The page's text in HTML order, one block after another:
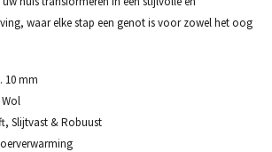
waar elke stap een genot is voor zowel het oog
10 mm
Slijtvast & Robuust